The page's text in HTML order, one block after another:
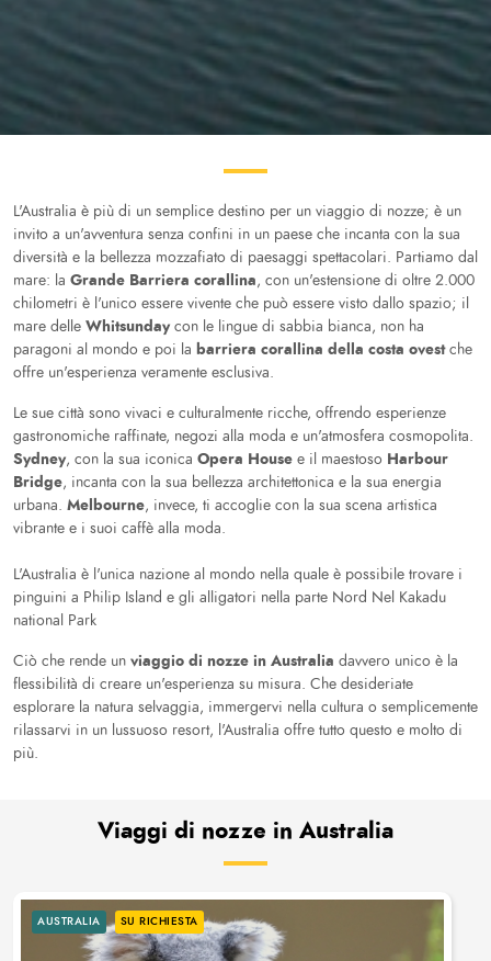
L'Australia è più di un semplice destino per un viaggio di nozze; è un
invito a un'avventura senza confini in un paese che incanta con la sua
diversità e la bellezza mozzafiato di paesaggi spettacolari. Partiamo dal
mare: la Grande Barriera corallina, con un'estensione di oltre 2.000
chilometri è l'unico essere vivente che può essere visto dallo spazio; il
mare delle Whitsunday con le lingue di sabbia bianca, non ha
paragoni al mondo e poi la barriera corallina della costa ovestche
offre un'esperienza veramente esclusiva.
Le sue città sono vivaci e culturalmente ricche, offrendo esperienze
gastronomiche raffinate, negozi alla moda e un'atmosfera cosmopolita.
Sydney, con la sua iconica Opera House e il maestoso Harbour
Bridge, incanta con la sua bellezza architettonica e la sua energia
urbana. Melbourne, invece, ti accoglie con la sua scena artistica
vibrante e i suoi caffè alla moda.
L'Australia è l'unica nazione al mondo nella quale è possibile trovare i
pinguini a Philip Island e gli alligatori nella parte Nord Nel Kakadu
national Park
Ciò che rende un viaggio di nozze in Australia davvero unico è la
flessibilità di creare un'esperienza su misura. Che desideriate
esplorare la natura selvaggia, immergervi nella cultura o semplicemente
rilassarvi in un lussuoso resort, l'Australia offre tutto questo e molto di
più.
Viaggi di nozze in Australia
AUSTRALIA SU RICHIESTA